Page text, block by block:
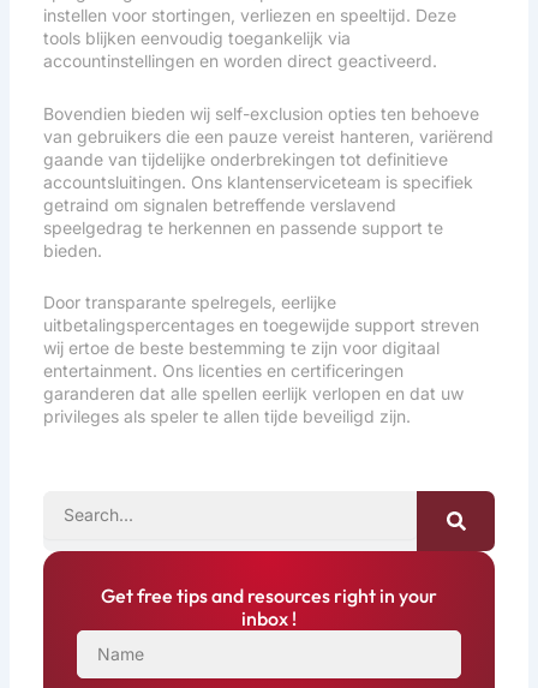
instellen voor stortingen, verliezen en speeltijd. Deze
tools blijken eenvoudig toegankelijk via
accountinstellingen en worden direct geactiveerd.
Bovendien bieden wij self-exclusion opties ten behoeve
van gebruikers die een pauze vereist hanteren, variërend
gaande van tijdelijke onderbrekingen tot definitieve
accountsluitingen. Ons klantenserviceteam is specifiek
getraind om signalen betreffende verslavend
speelgedrag te herkennen en passende support te
bieden.
Door transparante spelregels, eerlijke
uitbetalingspercentages en toegewijde support streven
wij ertoe de beste bestemming te zijn voor digitaal
entertainment. Ons licenties en certificeringen
garanderen dat alle spellen eerlijk verlopen en dat uw
privileges als speler te allen tijde beveiligd zijn.
Get free tips and resources right in your
inbox !
NAME